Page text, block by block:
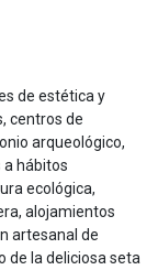
de estética y
centros de
arqueológico,
hábitos
ecológica,
alojamientos
artesanal de
de la deliciosa seta